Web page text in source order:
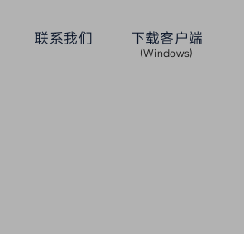
联系我们 下载客户端
(Windows)